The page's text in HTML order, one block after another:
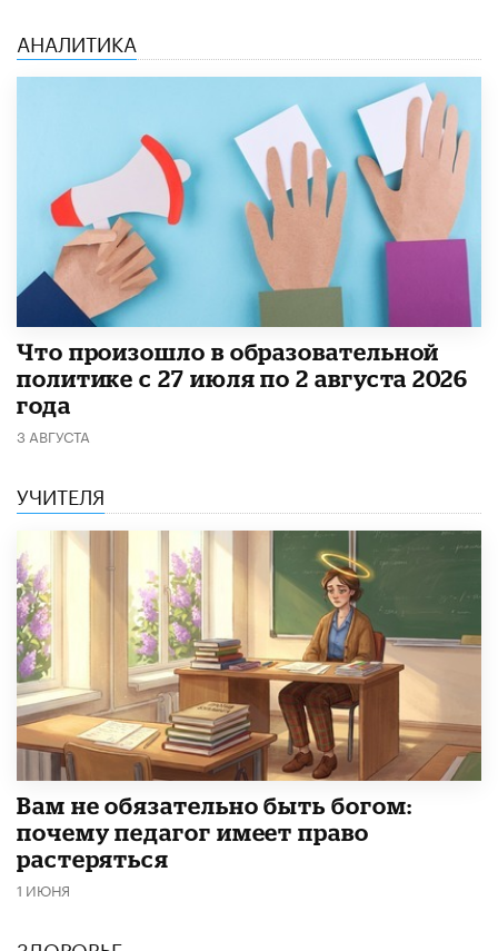
АНАЛИТИКА
​Что произошло в образовательной
политике с 27 июля по 2 августа 2026
года
3 АВГУСТА
УЧИТЕЛЯ
​Вам не обязательно быть богом:
почему педагог имеет право
растеряться
1 ИЮНЯ